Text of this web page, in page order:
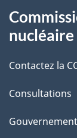
a
i
l
s
d
propos
ce
site
nucléaire
Contactez la
Consultations